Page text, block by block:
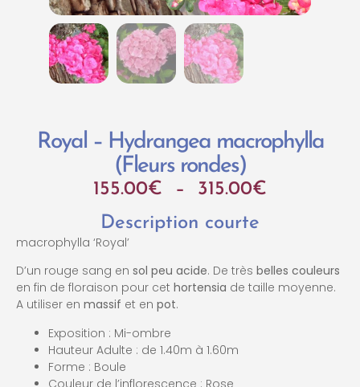
Royal – Hydrangea macrophylla
(Fleurs rondes)
155.00€ – 315.00€
Description courte
macrophylla ‘Royal’
D’un rouge sang en sol peu acide. De très belles couleurs
en fin de floraison pour cet hortensia de taille moyenne.
A utiliser en massif et en pot.
Exposition : Mi-ombre
Hauteur Adulte : de 1.40m à 1.60m
Forme : Boule
Couleur de l’inflorescence : Rose